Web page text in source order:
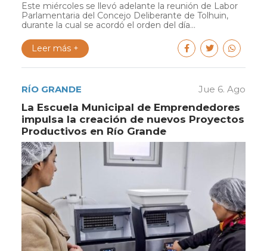
Este miércoles se llevó adelante la reunión de Labor
Parlamentaria del Concejo Deliberante de Tolhuin,
durante la cual se acordó el orden del día...
Leer más +
RÍO GRANDE Jue 6. Ago
La Escuela Municipal de Emprendedores
impulsa la creación de nuevos Proyectos
Productivos en Río Grande